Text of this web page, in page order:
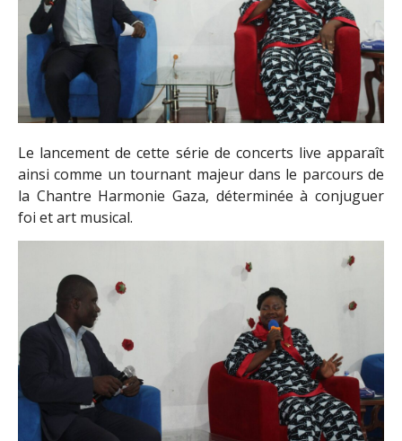
Le lancement de cette série de concerts live apparaît
ainsi comme un tournant majeur dans le parcours de
la Chantre Harmonie Gaza, déterminée à conjuguer
foi et art musical.